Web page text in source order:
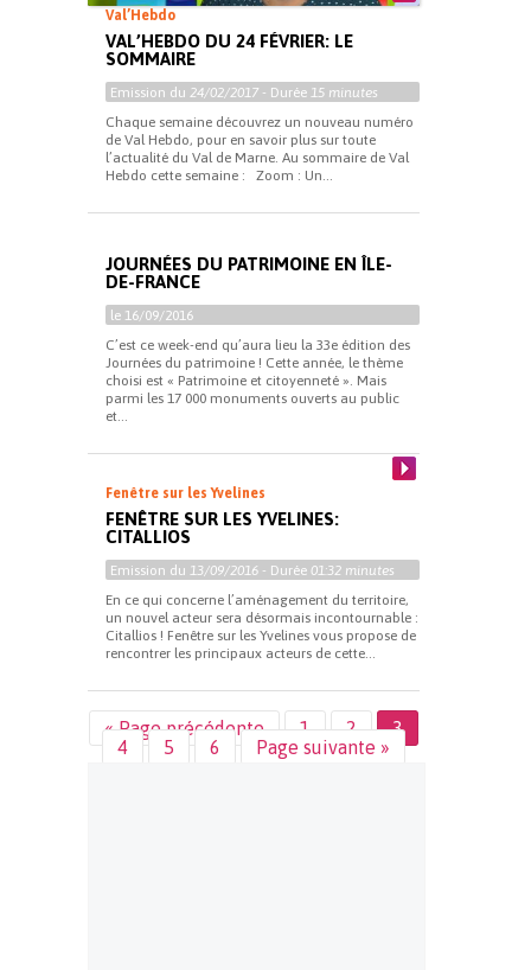
Val’Hebdo
VAL’HEBDO DU 24 FÉVRIER: LE
SOMMAIRE
Emission du 24/02/2017 - Durée 15 minutes
Chaque semaine découvrez un nouveau numéro
de Val Hebdo, pour en savoir plus sur toute
l’actualité du Val de Marne. Au sommaire de Val
Hebdo cette semaine : Zoom : Un...
JOURNÉES DU PATRIMOINE EN ÎLE-
DE-FRANCE
le 16/09/2016
C’est ce week-end qu’aura lieu la 33e édition des
Journées du patrimoine ! Cette année, le thème
choisi est « Patrimoine et citoyenneté ». Mais
parmi les 17 000 monuments ouverts au public
et...
Fenêtre sur les Yvelines
FENÊTRE SUR LES YVELINES:
CITALLIOS
Emission du 13/09/2016 - Durée 01:32 minutes
En ce qui concerne l’aménagement du territoire,
un nouvel acteur sera désormais incontournable :
Citallios ! Fenêtre sur les Yvelines vous propose de
rencontrer les principaux acteurs de cette...
« Page précédente 1 2
3
4
5 6 Page suivante »